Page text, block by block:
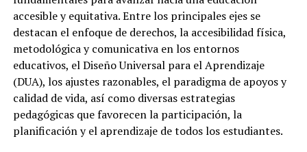
accesible y equitativa. Entre los principales ejes se
destacan el enfoque de derechos, la accesibilidad física,
metodológica y comunicativa en los entornos
educativos, el Diseño Universal para el Aprendizaje
(DUA), los ajustes razonables, el paradigma de apoyos y
calidad de vida, así como diversas estrategias
pedagógicas que favorecen la participación, la
planificación y el aprendizaje de todos los estudiantes.